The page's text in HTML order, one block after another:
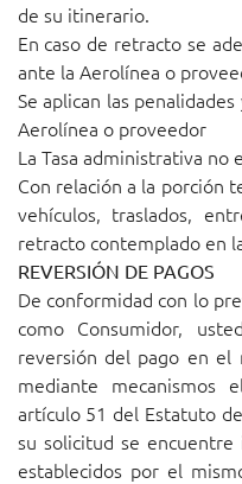
de su itinerario.
En caso de retracto se
ante la Aerolínea o
Se aplican las
Aerolínea o proveedor
La Tasa administrativa no
Con relación a la porción
vehículos, traslados,
retracto contemplado en
REVERSIÓN DE PAGOS
De conformidad con lo
como Consumidor,
reversión del pago en el
mediante mecanismos
artículo 51 del Estatuto
su solicitud se
establecidos por el